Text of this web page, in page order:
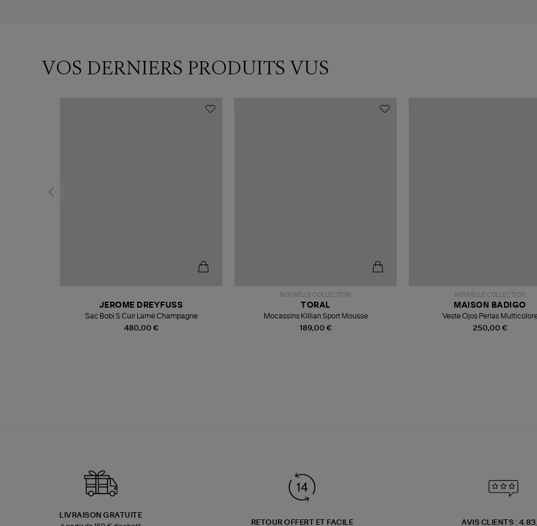
VOS DERNIERS PRODUITS VUS
480,00 €
JEROME DREYFUSS
Sac Bobi S Cuir Lamé Champagne
NOUVELLE COLLECTION
189,00 €
TORAL
Mocassins Killian Sport Mousse
NOUVELLE COLLECTION
250,00 €
MAISON BADIGO
Veste Ojos Perlas
LIVRAISON GRATUITE
RETOUR OFFERT ET FACILE
AVIS CLIENTS :